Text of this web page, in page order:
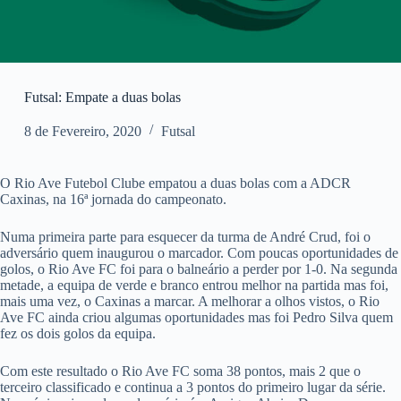
Futsal: Empate a duas bolas
8 de Fevereiro, 2020 Futsal
O Rio Ave Futebol Clube empatou a duas bolas com a ADCR
Caxinas, na 16ª jornada do campeonato.
Numa primeira parte para esquecer da turma de André Crud, foi o
adversário quem inaugurou o marcador. Com poucas oportunidades de
golos, o Rio Ave FC foi para o balneário a perder por 1-0. Na segunda
metade, a equipa de verde e branco entrou melhor na partida mas foi,
mais uma vez, o Caxinas a marcar. A melhorar a olhos vistos, o Rio
Ave FC ainda criou algumas oportunidades mas foi Pedro Silva quem
fez os dois golos da equipa.
Com este resultado o Rio Ave FC soma 38 pontos, mais 2 que o
terceiro classificado e continua a 3 pontos do primeiro lugar da série.